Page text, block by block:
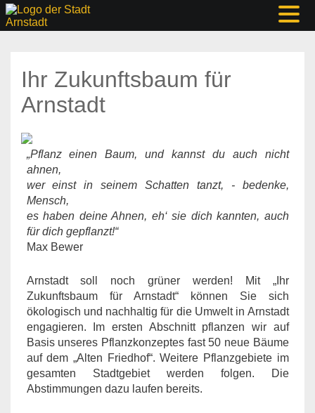
Ihr Zukunftsbaum für
Arnstadt
„Pflanz einen Baum, und kannst du auch nicht
ahnen,
wer einst in seinem Schatten tanzt, - bedenke,
Mensch,
es haben deine Ahnen, eh‘ sie dich kannten, auch
für dich gepflanzt!“
Max Bewer
Arnstadt soll noch grüner werden! Mit „Ihr
Zukunftsbaum für Arnstadt“ können Sie sich
ökologisch und nachhaltig für die Umwelt in Arnstadt
engagieren. Im ersten Abschnitt pflanzen wir auf
Basis unseres Pflanzkonzeptes fast 50 neue Bäume
auf dem „Alten Friedhof“. Weitere Pflanzgebiete im
gesamten Stadtgebiet werden folgen. Die
Abstimmungen dazu laufen bereits.